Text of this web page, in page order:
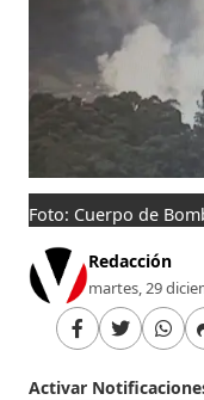
Foto: Cuerpo de
Redacción
martes, 29
Activar